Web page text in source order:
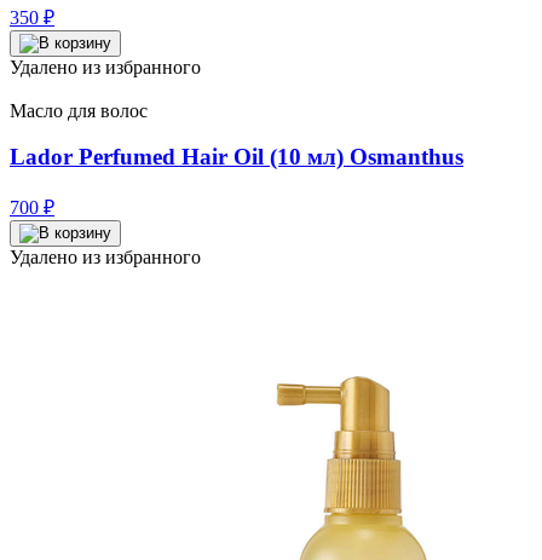
350 ₽
Удалено из избранного
Масло для волос
Lador Perfumed Hair Oil (10 мл) Osmanthus
700 ₽
Удалено из избранного